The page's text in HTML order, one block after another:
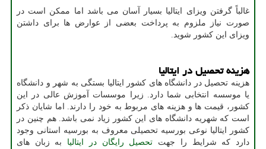
غالباً گرفتن ویزای ایتالیا بسیار آسان می باشد اما ممکن است در
صورت نیاز ملزوم به ‌پرداخت بعضی از عوارض ها برای داشتن
ویزای این کشور شوید.
هزینه تحصیل در ایتالیا
هزینه تحصیل در دانشگاه های کشور ایتالیا بستگی به شهر و دانشگاه
یا موسسه انتخابی شما دارد. زیرا موسسات آموزش عالی در این
کشور، قیمت ها و هزینه های مربوط به خود را دارند. اما شایان ذکر
است که شهریه دانشگاه های این کشور زیاد نمی باشد. هم چنین در
کشور ایتالیا نوعی بورسیه تحصیلی معروف به بورسیه استانی وجود
دارد که شرایط را جهت تحصیل رایگان در ایتالیا به زبان های